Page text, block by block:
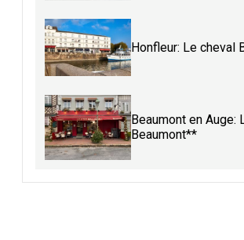
Honfleur: Le cheval
Beaumont en Auge:
Beaumont**